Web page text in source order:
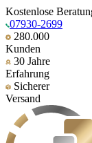
Kostenlose
07930-2699
280.000
Kunden
30 Jahre
Erfahrung
Sicherer
Versand